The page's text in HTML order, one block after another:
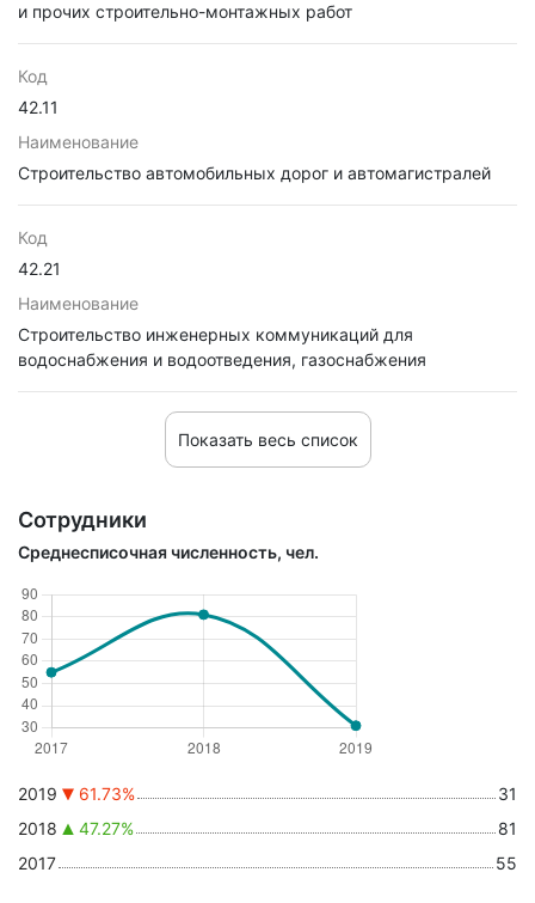
и прочих строительно-монтажных работ
Код
42.11
Наименование
Строительство автомобильных дорог и автомагистралей
Код
42.21
Наименование
Строительство инженерных коммуникаций для
водоснабжения и водоотведения, газоснабжения
Показать весь список
Сотрудники
Среднесписочная численность, чел.
2019 61.73%
31
2018
47.27%
81
2017
55